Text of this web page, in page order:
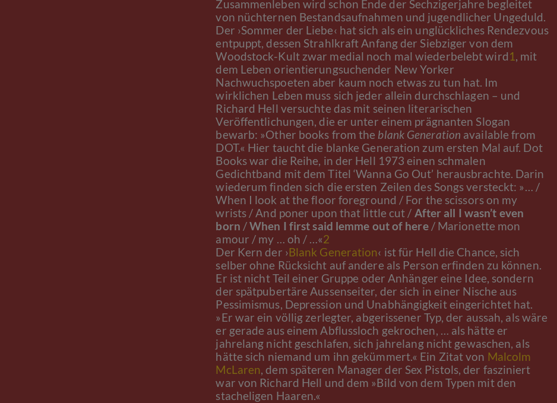
Zusammenleben wird schon Ende der Sechzigerjahre begleitet
von nüchternen Bestandsaufnahmen und jugendlicher Ungeduld.
Der ›Sommer der Liebe‹ hat sich als ein unglückliches Rendezvous
entpuppt, dessen Strahlkraft Anfang der Siebziger von dem
Woodstock-Kult zwar medial noch mal wiederbelebt wird1, mit
dem Leben orientierungsuchender New Yorker
Nachwuchspoeten aber kaum noch etwas zu tun hat. Im
wirklichen Leben muss sich jeder allein durchschlagen – und
Richard Hell versuchte das mit seinen literarischen
Veröffentlichungen, die er unter einem prägnanten Slogan
bewarb: »Other books from the blank Generation available from
DOT.« Hier taucht die blanke Generation zum ersten Mal auf. Dot
Books war die Reihe, in der Hell 1973 einen schmalen
Gedichtband mit dem Titel ‘Wanna Go Out’ herausbrachte. Darin
wiederum finden sich die ersten Zeilen des Songs versteckt: »… /
When I look at the floor foreground / For the scissors on my
wrists / And poner upon that little cut / After all I wasn’t even
born /When I first said lemme out of here/ Marionette mon
amour / my … oh / …«2
Der Kern der ›Blank Generation‹ ist für Hell die Chance, sich
selber ohne Rücksicht auf andere als Person erfinden zu können.
Er ist nicht Teil einer Gruppe oder Anhänger eine Idee, sondern
der spätpubertäre Aussenseiter, der sich in einer Nische aus
Pessimismus, Depression und Unabhängigkeit eingerichtet hat.
»Er war ein völlig zerlegter, abgerissener Typ, der aussah, als wäre
er gerade aus einem Abflussloch gekrochen, … als hätte er
jahrelang nicht geschlafen, sich jahrelang nicht gewaschen, als
hätte sich niemand um ihn gekümmert.« Ein Zitat von Malcolm
McLaren, dem späteren Manager der Sex Pistols, der fasziniert
war von Richard Hell und dem »Bild von dem Typen mit den
stacheligen Haaren.«